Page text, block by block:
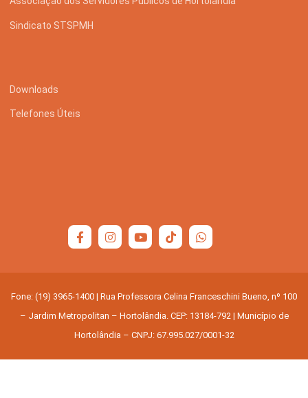
Sindicato STSPMH
Downloads
Telefones Úteis
Fone: (19) 3965-1400 | Rua Professora Celina Franceschini Bueno, nº 100
– Jardim Metropolitan – Hortolândia. CEP: 13184-792 | Município de
Hortolândia – CNPJ: 67.995.027/0001-32